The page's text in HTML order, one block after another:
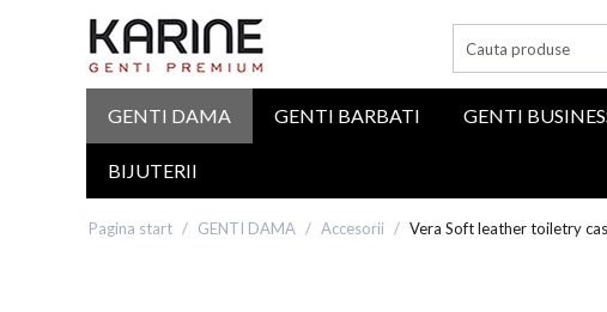
GENTI DAMA GENTI BARBATI GENTI
BIJUTERII
Pagina start / GENTI DAMA / Accesorii / Vera Soft leather toiletry